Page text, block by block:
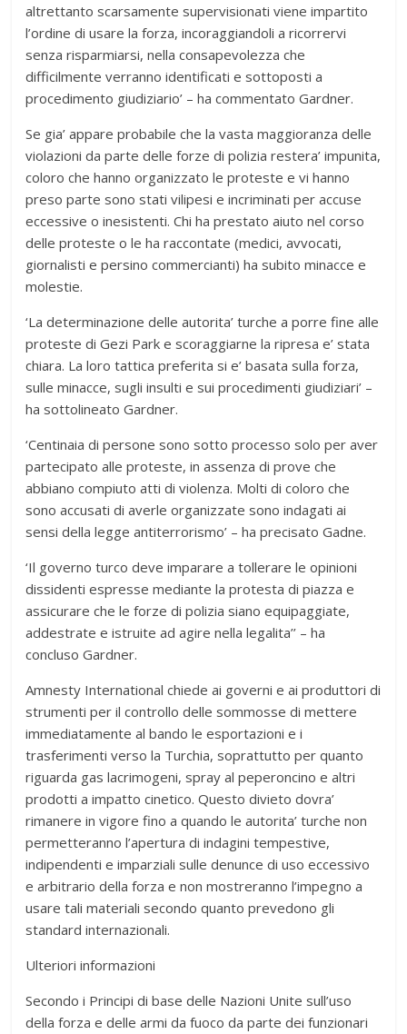
altrettanto scarsamente supervisionati viene impartito
l’ordine di usare la forza, incoraggiandoli a ricorrervi
senza risparmiarsi, nella consapevolezza che
difficilmente verranno identificati e sottoposti a
procedimento giudiziario’ – ha commentato Gardner.
Se gia’ appare probabile che la vasta maggioranza delle
violazioni da parte delle forze di polizia restera’ impunita,
coloro che hanno organizzato le proteste e vi hanno
preso parte sono stati vilipesi e incriminati per accuse
eccessive o inesistenti. Chi ha prestato aiuto nel corso
delle proteste o le ha raccontate (medici, avvocati,
giornalisti e persino commercianti) ha subito minacce e
molestie.
‘La determinazione delle autorita’ turche a porre fine alle
proteste di Gezi Park e scoraggiarne la ripresa e’ stata
chiara. La loro tattica preferita si e’ basata sulla forza,
sulle minacce, sugli insulti e sui procedimenti giudiziari’ –
ha sottolineato Gardner.
‘Centinaia di persone sono sotto processo solo per aver
partecipato alle proteste, in assenza di prove che
abbiano compiuto atti di violenza. Molti di coloro che
sono accusati di averle organizzate sono indagati ai
sensi della legge antiterrorismo’ – ha precisato Gadne.
‘Il governo turco deve imparare a tollerare le opinioni
dissidenti espresse mediante la protesta di piazza e
assicurare che le forze di polizia siano equipaggiate,
addestrate e istruite ad agire nella legalita’’ – ha
concluso Gardner.
Amnesty International chiede ai governi e ai produttori di
strumenti per il controllo delle sommosse di mettere
immediatamente al bando le esportazioni e i
trasferimenti verso la Turchia, soprattutto per quanto
riguarda gas lacrimogeni, spray al peperoncino e altri
prodotti a impatto cinetico. Questo divieto dovra’
rimanere in vigore fino a quando le autorita’ turche non
permetteranno l’apertura di indagini tempestive,
indipendenti e imparziali sulle denunce di uso eccessivo
e arbitrario della forza e non mostreranno l’impegno a
usare tali materiali secondo quanto prevedono gli
standard internazionali.
Ulteriori informazioni
Secondo i Principi di base delle Nazioni Unite sull’uso
della forza e delle armi da fuoco da parte dei funzionari